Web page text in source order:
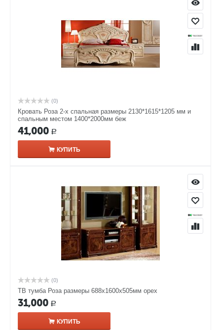
(0)
Кровать Роза 2-х спальная размеры 2130*1615*1205 мм и
спальным местом 1400*2000мм беж
41,000 Р
КУПИТЬ
(0)
ТВ тумба Роза размеры 688x1600x505мм орех
31,000 Р
КУПИТЬ